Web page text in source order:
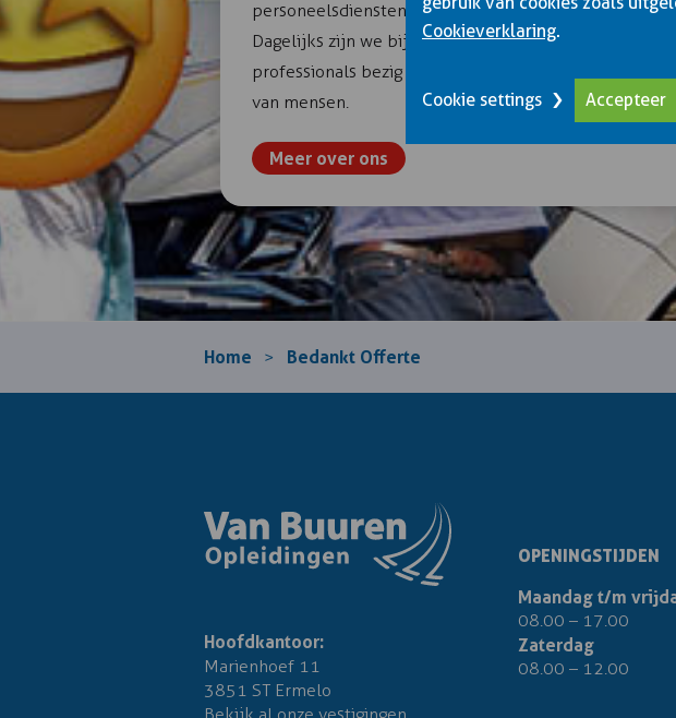
personeelsdiensten en maatwerk trainingen.
Dagelijks zijn we bij van Buuren met ongeveer 120
professionals bezig met het opleiden en instrueren
van mensen.
Meer over ons
Home > Bedankt Offerte
Hoofdkantoor:
Marienhoef 11
3851 ST Ermelo
OPENINGSTIJDEN
Maandag t/m
08.00 – 17.00
Zaterdag
08.00 – 12.00
Cookieverklaring.
Cookie settings Accepteer